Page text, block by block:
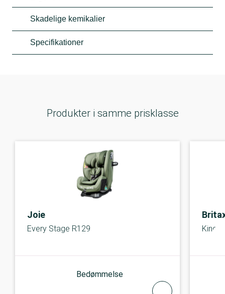
Skadelige kemikalier
Specifikationer
Produkter i samme prisklasse
Joie
Every Stage R129
Bedømmelse
King